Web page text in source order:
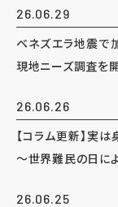
26.06.29
ベネズエラ地震で
現地ニーズ調査を
26.06.26
【コラム更新】実
～世界難民の日に
26.06.25